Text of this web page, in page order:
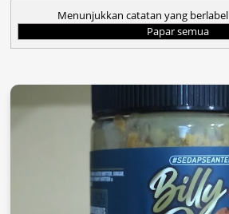
Menunjukkan catatan yang berlabel
Papar semua